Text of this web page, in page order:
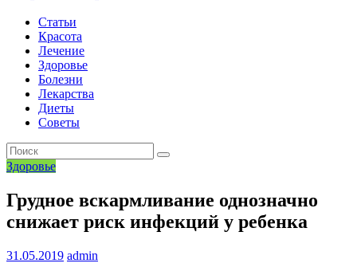
Статьи
Красота
Лечение
Здоровье
Болезни
Лекарства
Диеты
Советы
Здоровье
Грудное вскармливание однозначно
снижает риск инфекций у ребенка
31.05.2019 admin